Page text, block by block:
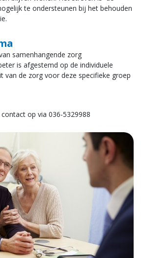
te ondersteunen bij het behouden
samenhangende zorg
is afgestemd op de individuele
van de zorg voor deze specifieke groep
op via 036-5329988